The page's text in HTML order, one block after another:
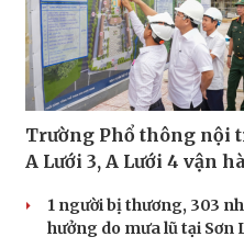
Trường Phổ thông nội
A Lưới 3, A Lưới 4 vận
1 người bị thương, 303
hưởng do mưa lũ tại Sơn